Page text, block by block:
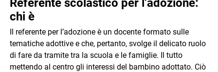
Referente scolastico per l’adozione:
chi è
Il referente per l’adozione è un docente formato sulle
tematiche adottive e che, pertanto, svolge il delicato ruolo
di fare da tramite tra la scuola e le famiglie. Il tutto
mettendo al centro gli interessi del bambino adottato. Ciò